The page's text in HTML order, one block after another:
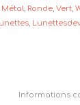
Métal, Ronde, Vert,
,
Informations